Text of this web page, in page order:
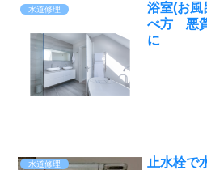
水道修理
浴室(お風
べ方 悪
に
水道修理
止水栓で